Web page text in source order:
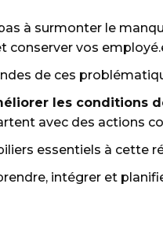
à surmonter le
conserver vos
de ces
les conditions
avec des actions
essentiels à cette
intégrer et